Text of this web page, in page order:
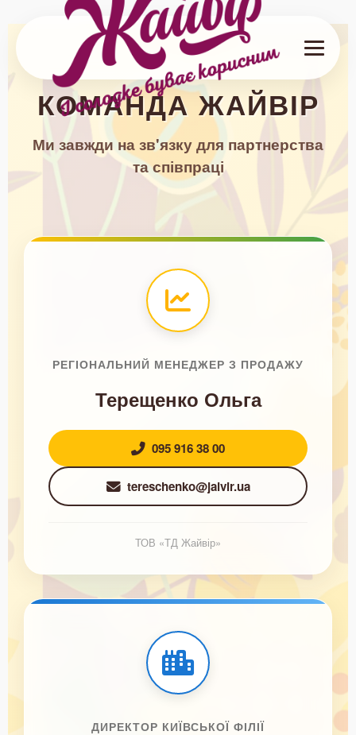
КОМАНДА ЖАЙВІР
Ми завжди на зв'язку для партнерства
та співпраці
РЕГІОНАЛЬНИЙ МЕНЕДЖЕР З ПРОДАЖУ
Терещенко Ольга
095 916 38 00
tereschenko@jaivir.ua
ТОВ «ТД Жайвір»
ДИРЕКТОР КИЇВСЬКОЇ ФІЛІЇ